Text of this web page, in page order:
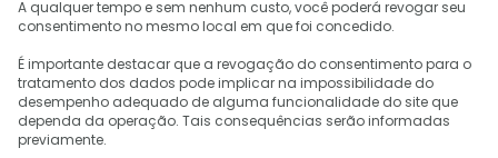
A qualquer tempo e sem nenhum custo, você poderá revogar seu
consentimento no mesmo local em que foi concedido.
É importante destacar que a revogação do consentimento para o
tratamento dos dados pode implicar na impossibilidade do
desempenho adequado de alguma funcionalidade do site que
dependa da operação. Tais consequências serão informadas
previamente.